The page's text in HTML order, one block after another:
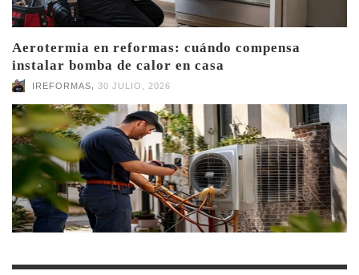
Aerotermia en reformas: cuándo compensa
instalar bomba de calor en casa
IREFORMAS 30 JULIO, 2026